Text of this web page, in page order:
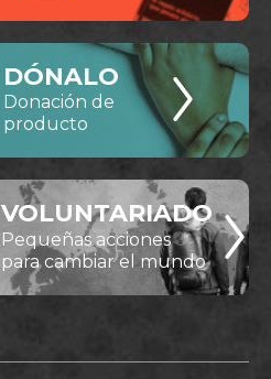
DÓNALO
Donación de
producto
VOLUNTARIADO
Pequeñas acciones
para cambiar el mundo